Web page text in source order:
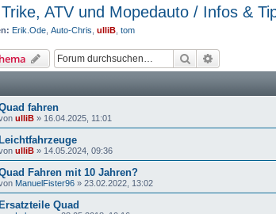
ATV und Mopedauto / Infos &
Erik.Ode Auto-Chris ulliB tom
Suche
fahren
ulliB » 16.04.2025, 11:01
ulliB » 14.05.2024, 09:36
Fahren mit 10 Jahren?
ManuelFister96 » 23.02.2022, 13:02
Quad